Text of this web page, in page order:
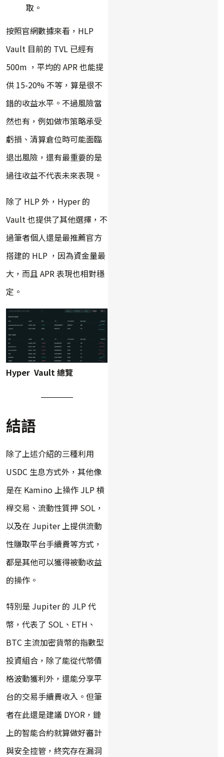
取。
按照官網數據來看，HLP
Vault 目前的 TVL 已經有
500m ，平均的 APR 也能提
供 15-20% 不等，算是很不
錯的收益水平。不過風險當
然也有，例如做市策略承受
虧損、清算倉位時可能面臨
退出風險，還有最重要的是
過往收益不代表未來表現。
除了 HLP 外，Hyper 的
Vault 也提供了其他選擇，不
過筆者個人還是最推薦官方
搭建的 HLP ，因為資金量最
大，而且 APR 表現也相對穩
定。
Hyper Vault 總覽
結語
除了上述介紹的三種利用
USDC 生息方式外，其他像
是在 Kamino 上操作 JLP 槓
桿交易、流動性質押 SOL，
以及在 Jupiter 上提供流動
性賺取平台手續費等方式，
都是其他可以獲得被動收益
的操作。
特別是 Jupiter 的 JLP 代
幣，代表了 SOL、ETH、
BTC 主流加密貨幣的指數型
投資組合，除了能從代幣價
格波動獲利外，還能分享平
台的交易手續費收入。但筆
者在此還是建議 DYOR，鏈
上的智能合約就算做好審計
與安全控管，終究存在漏洞